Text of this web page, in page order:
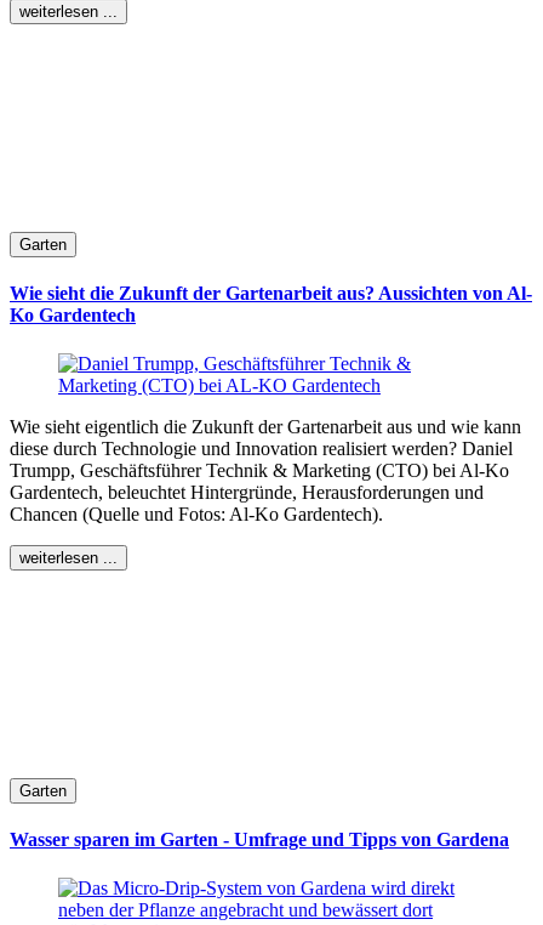
weiterlesen ...
Garten
Wie sieht die Zukunft der Gartenarbeit aus? Aussichten von Al-
Ko Gardentech
Wie sieht eigentlich die Zukunft der Gartenarbeit aus und wie kann
diese durch Technologie und Innovation realisiert werden? Daniel
Trumpp, Geschäftsführer Technik & Marketing (CTO) bei Al-Ko
Gardentech, beleuchtet Hintergründe, Herausforderungen und
Chancen (Quelle und Fotos: Al-Ko Gardentech).
weiterlesen ...
Garten
Wasser sparen im Garten - Umfrage und Tipps von Gardena